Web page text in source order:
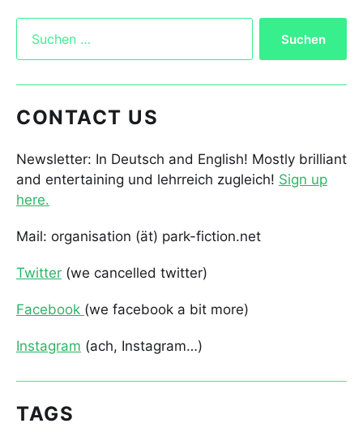
CONTACT US
Newsletter: In Deutsch and English! Mostly brilliant
and entertaining und lehrreich zugleich! Sign up
here.
Mail: organisation (ät) park-fiction.net
Twitter (we cancelled twitter)
Facebook (we facebook a bit more)
Instagram (ach, Instagram…)
TAGS